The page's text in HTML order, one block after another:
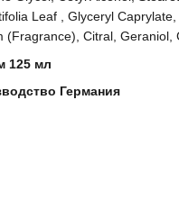
Leaf , Glyceryl
(Fragrance), Citral, Geraniol,
125 мл
Германия